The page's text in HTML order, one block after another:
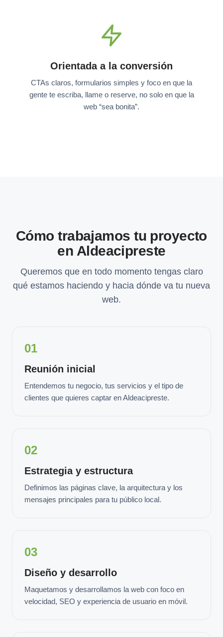
Orientada a la conversión
CTAs claros, formularios simples y foco en que la
gente te escriba, llame o reserve, no solo en que la
web “sea bonita”.
Cómo trabajamos tu proyecto
en Aldeacipreste
Queremos que en todo momento tengas claro
qué estamos haciendo y hacia dónde va tu nueva
web.
01
Reunión inicial
Entendemos tu negocio, tus servicios y el tipo de
clientes que quieres captar en Aldeacipreste.
02
Estrategia y estructura
Definimos las páginas clave, la arquitectura y los
mensajes principales para tu público local.
03
Diseño y desarrollo
Maquetamos y desarrollamos la web con foco en
velocidad, SEO y experiencia de usuario en móvil.